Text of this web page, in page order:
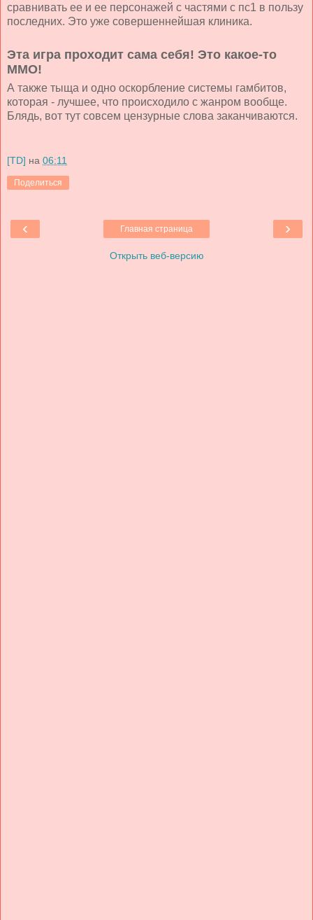
сравнивать ее и ее персонажей с частями с пс1 в пользу
последних. Это уже совершеннейшая клиника.
Эта игра проходит сама себя! Это какое-то
ММО!
А также тыща и одно оскорбление системы гамбитов,
которая - лучшее, что происходило с жанром вообще.
Блядь, вот тут совсем цензурные слова заканчиваются.
[TD] на 06:11
Поделиться
‹ ›
Главная страница
Открыть веб-версию